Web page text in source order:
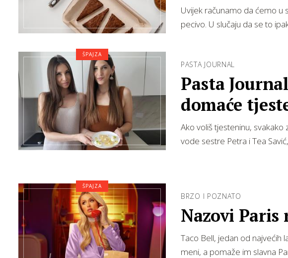
Uvijek računamo da ćemo u
pecivo. U slučaju da se to
PASTA JOURNAL
Pasta
domaće
Ako voliš tjesteninu, svakako
vode sestre Petra i Tea
ŠPAJZA
BRZO I POZNATO
Nazovi Paris
Taco Bell, jedan od najvećih
meni, a pomaže im slavna
ŠPAJZA